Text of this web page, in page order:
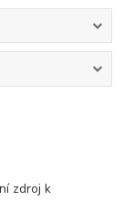
zdroj k